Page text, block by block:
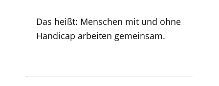
Das heißt: Menschen mit und ohne
Handicap arbeiten gemeinsam.